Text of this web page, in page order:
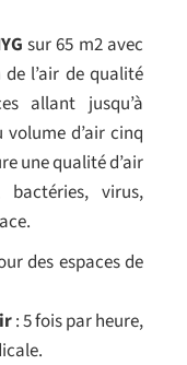
sur 65 m2 avec
l’air de qualité
allant jusqu’à
d’air cinq
une qualité d’air
bactéries, virus,
des espaces de
: 5 fois par heure,